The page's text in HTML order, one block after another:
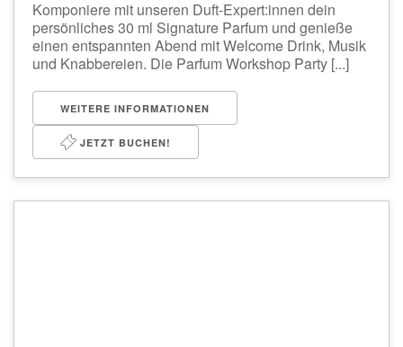
Komponiere mit unseren Duft-Expert:innen dein
persönliches 30 ml Signature Parfum und genieße
einen entspannten Abend mit Welcome Drink, Musik
und Knabbereien. Die Parfum Workshop Party [...]
WEITERE INFORMATIONEN
JETZT BUCHEN!